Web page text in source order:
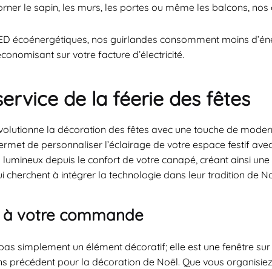
le sapin, les murs, les portes ou même les balcons,
écoénergétiques, nos guirlandes consomment moins
sur votre facture d’électricité.
de la féerie des fêtes
la décoration des fêtes avec une touche de
de personnaliser l’éclairage de votre espace festif
depuis le confort de votre canapé, créant ainsi
cherchent à intégrer la technologie dans leur tradition de
votre commande
simplement un élément décoratif; elle est une fenêtre
précédent pour la décoration de Noël. Que vous